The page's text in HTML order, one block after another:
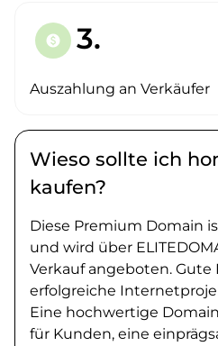
paid 3.
Auszahlung an Verkäufer
Wieso sollte ich
kaufen?
Diese Premium Domain
und wird über
Verkauf angeboten. Gute
erfolgreiche
Eine hochwertige
für Kunden, eine